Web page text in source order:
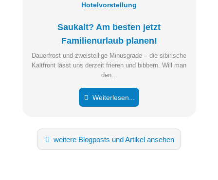
Saukalt? Am besten jetzt
Familienurlaub planen!
Hotelvorstellung
Dauerfrost und zweistellige Minusgrade – die sibirische
Kaltfront lässt uns derzeit frieren und bibbern. Will man
den...
Weiterlesen...
weitere Blogposts und Artikel ansehen